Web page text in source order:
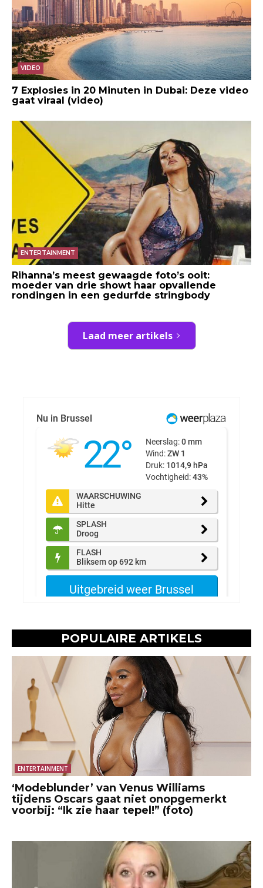
VIDEO
7 Explosies in 20 Minuten in Dubai: Deze video
gaat viraal (video)
ENTERTAINMENT
Rihanna’s meest gewaagde foto’s ooit:
moeder van drie showt haar opvallende
rondingen in een gedurfde stringbody
Laad meer artikels
POPULAIRE ARTIKELS
ENTERTAINMENT
‘Modeblunder’ van Venus Williams
tijdens Oscars gaat niet onopgemerkt
voorbij: “Ik zie haar tepel!” (foto)